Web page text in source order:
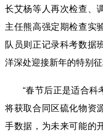
长艾杨等人再次检查、
主任熊高强定期检查实
队员则正记录科考数据
洋深处迎接新年的特别征
“春节后正是适合科
将获取合同区硫化物资
手数据，为未来可能的